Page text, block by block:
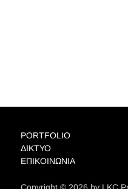
PORTFOLIO
ΔΙΚΤΥΟ
ΕΠΙΚΟΙΝΩΝΙΑ